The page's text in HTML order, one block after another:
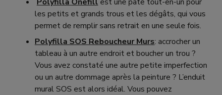
les petits et grands trous et les dégâts, qui vous
permet de remplir sans retrait en une seule fois.
Polyfilla SOS Reboucheur Murs: accrocher un
tableau à un autre endroit et boucher un trou ?
Vous avez constaté une autre petite imperfection
ou un autre dommage après la peinture ? L’enduit
mural SOS est alors idéal. Vous pouvez